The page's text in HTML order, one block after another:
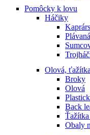
Pomôcky k lovu
Háčiky
Olová, ťažítka
Broky
Olová
Back
Ťažítka
Obaly